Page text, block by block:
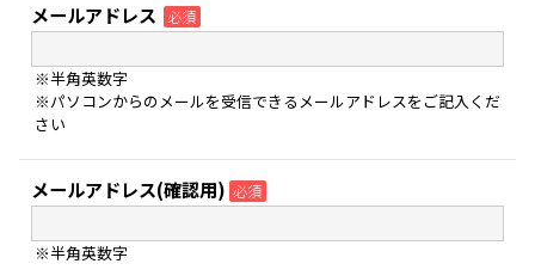
メールアドレス 必須
※半角英数字
※パソコンからのメールを受信できるメールアドレスをご記入くだ
さい
メールアドレス(確認用) 必須
※半角英数字